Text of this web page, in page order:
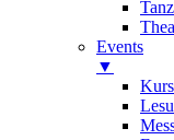
Tanz
Events
▼